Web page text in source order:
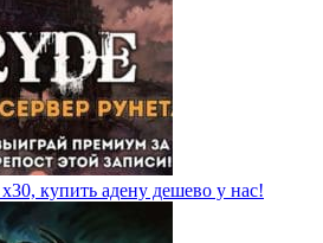
купить адену дешево у нас!